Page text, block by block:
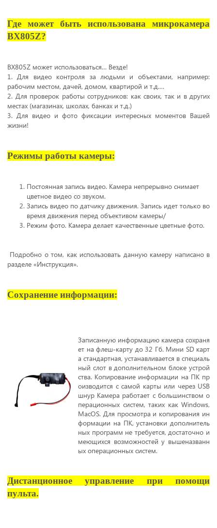
Где может быть использована микрокамера
BX805Z?
BX805Z может использоваться… Везде!
1. Для видео контроля за людьми и объектами, например:
рабочим местом, дачей, домом, квартирой и т.д.…
2. Для проверок работы сотрудников: как своих, так и в других
местах (магазинах, школах, банках и т.д.)
3. Для видео и фото фиксации интересных моментов Вашей
жизни!
Режимы работы камеры:
Постоянная запись видео. Камера непрерывно снимает
цветное видео со звуком.
Запись видео по датчику движения. Запись идет только во
время движения перед объективом камеры/
Режим фото. Камера делает качественные цветные фото.
Подробно о том, как использовать данную камеру написано в
разделе «Инструкция».
Сохранение информации:
Записанную информацию камера сохраня
ет на флеш-карту до 32 Гб. Мини SD карт
а стандартная, устанавливается в специаль
ный слот в дополнительном блоке устрой
ства. Копирование информации на ПК пр
оизводится с самой карты или через USB
шнур Камера работает с большинством о
перационных систем, таких как Windows,
MacOS. Для просмотра и копирования ин
формации на ПК, установки дополнитель
ных программ не требуется, достаточно и
меющихся возможностей у вышеназванн
ых операционных систем.
Дистанционное управление при помощи
пульта.